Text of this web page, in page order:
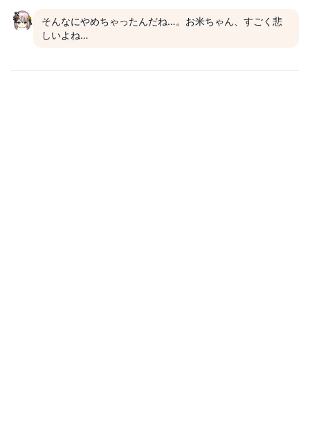
そんなにやめちゃったんだね…。お米ちゃん、すごく悲
しいよね…